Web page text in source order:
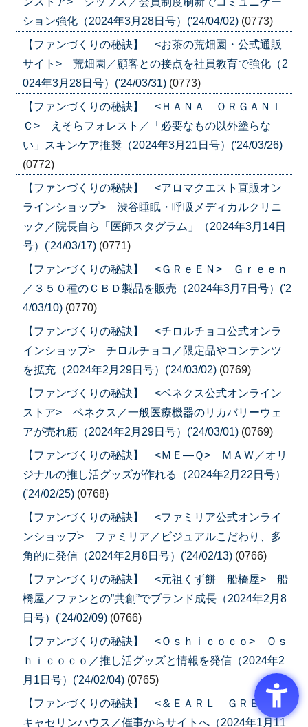
ション強化（2024年3月28日号）('24/04/02) (0773)
【ファンづくりの秘訣】 <お茶の荒畑園・公式通販
サイト> 荒畑園／顧客との接点を社員教育で強化（2
024年3月28日号）('24/03/31) (0773)
【ファンづくりの秘訣】 <ＨＡＮＡ ＯＲＧＡＮＩ
Ｃ> えそらフォレスト／「必要なもの以外塗らな
い」スキンケア推奨（2024年3月21日号）('24/03/26)
(0772)
【ファンづくりの秘訣】 <アロマクエスト直販オン
ラインショップ> 渋谷睡眠・呼吸メディカルクリニ
ック／院長自ら「医師スタグラム」（2024年3月14日
号）('24/03/17) (0771)
【ファンづくりの秘訣】 <ＧＲｅＥＮ> Ｇｒｅｅｎ
／３５０種のＣＢＤ製品を販売（2024年3月7日号）('2
4/03/10) (0770)
【ファンづくりの秘訣】 <チロルチョコ公式オンラ
インショップ> チロルチョコ／限定品やコンテンツ
を拡充（2024年2月29日号）('24/03/02) (0769)
【ファンづくりの秘訣】 <ベネクス公式オンライン
ストア> ベネクス／一般医療機器のリカバリーウェ
アが売れ筋（2024年2月29日号）('24/03/01) (0769)
【ファンづくりの秘訣】 <ＭＥ―Ｑ> ＭＡＷ／オリ
ジナルの推し活グッズが作れる（2024年2月22日号）
('24/02/25) (0768)
【ファンづくりの秘訣】 <ファミリア公式オンライ
ンショップ> ファミリア／ビジュアルこだわり、多
角的に発信（2024年2月8日号）('24/02/13) (0766)
【ファンづくりの秘訣】 <元祖くず餅 船橋屋> 船
橋屋／ファンとの”共創”でブランド成長（2024年2月8
日号）('24/02/09) (0766)
【ファンづくりの秘訣】 <Ｏｓｈｉｃｏｃｏ> Ｏｓ
ｈｉｃｏｃｏ／推し活グッズと情報を発信（2024年2
月1日号）('24/02/04) (0765)
【ファンづくりの秘訣】 <＆ＥＡＲＬ ＧＲＥＹ>
キャセリンハウス／催事からサイトへ（2024年1月11